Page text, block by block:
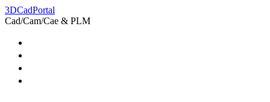
3DCadPortal
Cad/Cam/Cae & PLM